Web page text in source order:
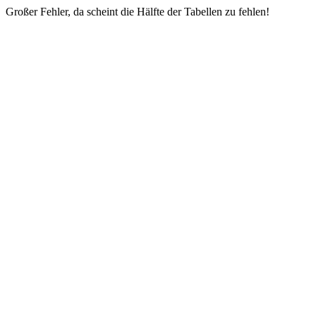
Großer Fehler, da scheint die Hälfte der Tabellen zu fehlen!